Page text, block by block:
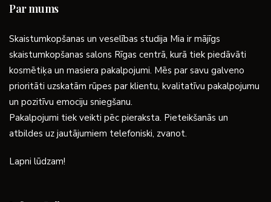
Par mums
Skaistumkopšanas un veselības studija Mia ir mājīgs
skaistumkopšanas salons Rīgas centrā, kurā tiek piedāvāti
kosmētiķa un masiera pakalpojumi. Mēs par savu galveno
prioritāti uzskatām rūpes par klientu, kvalitatīvu pakalpojumu
un pozitīvu emociju sniegšanu.
Pakalpojumi tiek veikti pēc pieraksta. Pieteikšanās un
atbildes uz jautājumiem telefoniski, zvanot.
Lapni lūdzam!